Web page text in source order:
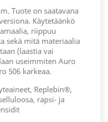
Tuote on saatavana
Käytetäänkö
riippuu
sekä mitä materiaalia
(laastia vai
useimmiten Auro
506 karkeaa.
Replebin®,
rapsi- ja